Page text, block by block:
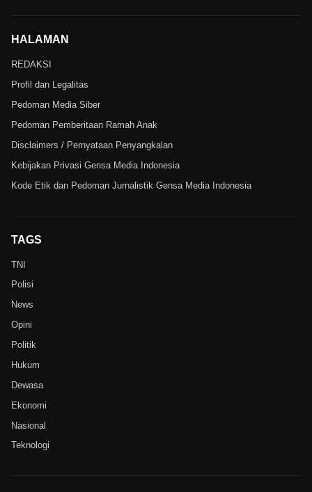
HALAMAN
REDAKSI
Profil dan Legalitas
Pedoman Media Siber
Pedoman Pemberitaan Ramah Anak
Disclaimers / Pernyataan Penyangkalan
Kebijakan Privasi Gensa Media Indonesia
Kode Etik dan Pedoman Jurnalistik Gensa Media Indonesia
TAGS
TNI
Polisi
News
Opini
Politik
Hukum
Dewasa
Ekonomi
Nasional
Teknologi